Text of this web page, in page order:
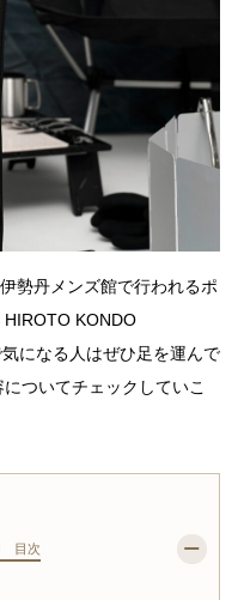
勢丹メンズ館で行われるポ
HIROTO KONDO
になる人はぜひ足を運んで
ついてチェックしていこ
目次